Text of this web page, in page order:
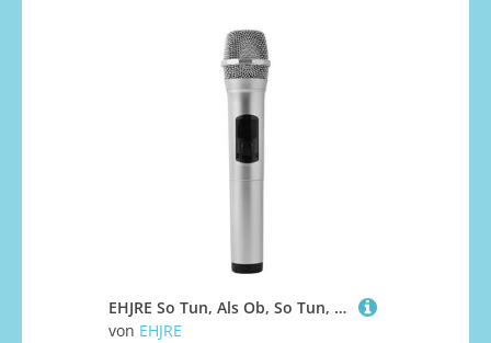
EHJRE So Tun, Als Ob, So Tun, Als Ob, Singen, Aktivität, Show, Aufnahme, Bühnenkostüm, Mikrofon Requisite für Geschenke, Halloween, Mädchen, Jungen, Urlaub, Silber Schwarz
von EHJRE